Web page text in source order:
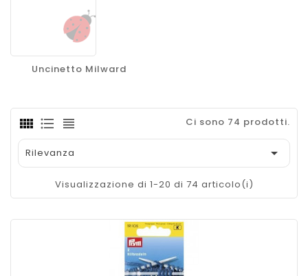
Uncinetto Milward
Ci sono 74 prodotti.
Rilevanza 
Visualizzazione di 1-20 di 74 articolo(i)